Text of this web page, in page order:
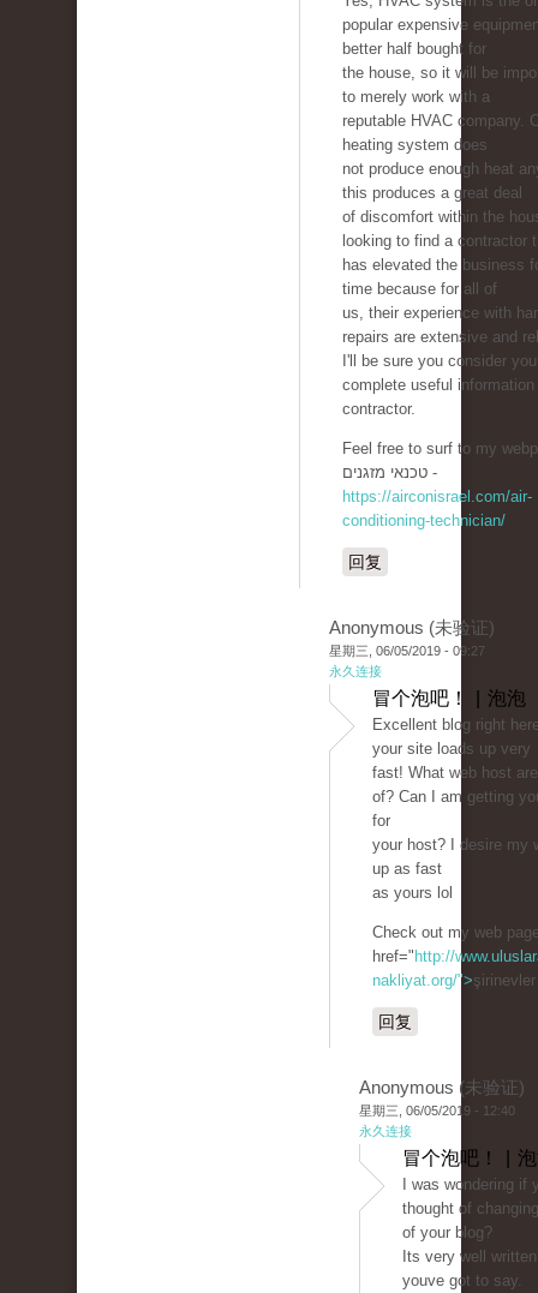
popular expensive
better half bought for
the house, so it will be
to merely work with a
reputable HVAC company.
heating system does
not produce enough heat
this produces a great deal
of discomfort within the
looking to find a contractor
has elevated the business
time because for all of
us, their experience with
repairs are extensive and
I'll be sure you consider
complete useful information
contractor.
Feel free to surf to my
טכנאי מזגנים -
https://airconisrael.com/air-
conditioning-technician/
回复
Anonymous (未验证)
星期三, 06/05/2019 - 09:27
永久连接
冒个泡吧！ | 泡泡
Excellent blog right
your site loads up very
fast! What web host
of? Can I am getting
for
your host? I desire my
up as fast
as yours lol
Check out my web
href=" http://
nakliyat.org/">
回复
Anonymous (未验证)
星期三, 06/05/2019 - 12:40
永久连接
冒个泡吧！ |
I was wondering if
thought of
of your blog?
Its very well
youve got to say.